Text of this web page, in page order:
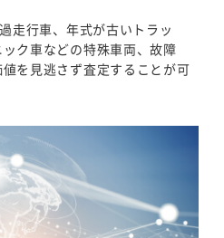
走行車、年式が古いトラッ
ク車などの特殊車両、故障
を見逃さず査定することが可